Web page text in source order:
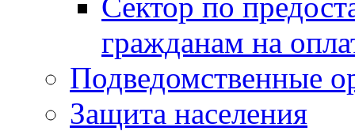
гражданам на
Подведомственные
Защита населения